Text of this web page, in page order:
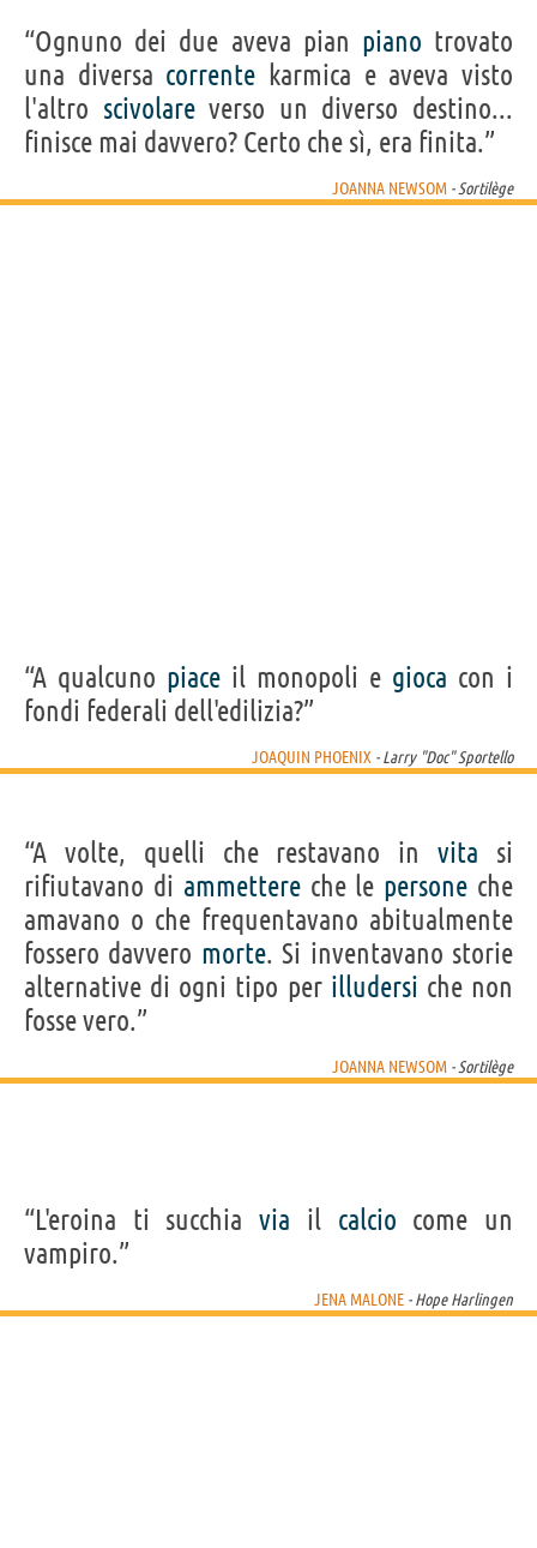
“Ognuno dei due aveva pian piano trovato
una diversa corrente karmica e aveva visto
l'altro scivolareverso un diverso destino...
finisce mai davvero? Certo che sì, era finita.”
JOANNA NEWSOM - Sortilège
“A qualcuno piace il monopoli e gioca con i
fondi federali dell'edilizia?”
JOAQUIN PHOENIX - Larry "Doc" Sportello
“A volte, quelli che restavano invita si
rifiutavano di ammettereche le persone che
amavano o che frequentavano abitualmente
fossero davvero morte. Si inventavano storie
alternative di ogni tipo per illudersi che non
fosse vero.”
JOANNA NEWSOM - Sortilège
“L'eroina ti succhiavia il calcio come un
vampiro.”
JENA MALONE - Hope Harlingen